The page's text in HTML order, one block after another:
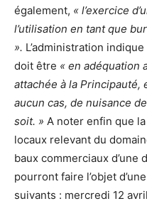
également, « l’exercice
l’utilisation en tant que
». L’administration
doit être « en adéquation
attachée à la Principauté,
aucun cas, de nuisance
soit. » A noter enfin que
locaux relevant du
baux commerciaux d’une
pourront faire l’objet
suivants : mercredi 12